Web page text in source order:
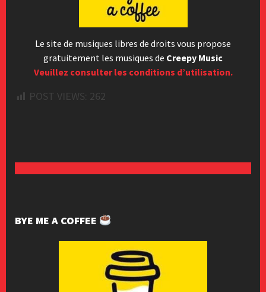
Le site de musiques libres de droits vous propose
gratuitement les musiques de Creepy Music
Veuillez consulter les conditions d’utilisation.
POST VIEWS: 262
BYE ME A COFFEE